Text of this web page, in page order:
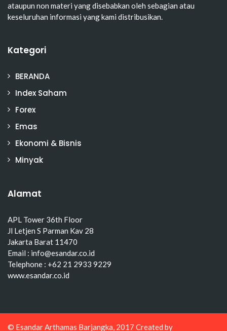
ataupun non materi yang disebabkan oleh sebagian atau
keseluruhan informasi yang kami distribusikan.
Kategori
BERANDA
Index Saham
Forex
Emas
Ekonomi & Bisnis
Minyak
Alamat
APL Tower 36th Floor
Jl Letjen S Parman Kav 28
Jakarta Barat 11470
Email : info@esandar.co.id
Telephone : +62 21 2933 9229
www.esandar.co.id
© Esandar Arthamas Barjangka, 2017 Created by